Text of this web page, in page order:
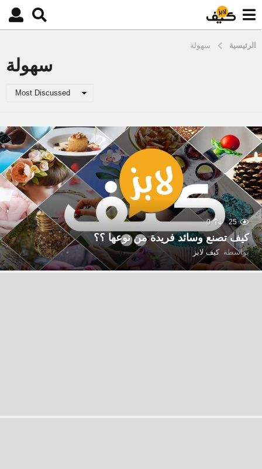
الرئيسية سهولة
سهولة
Most Discussed
25
0
كيف تصنع وسائد فريدة من نوعها ؟؟
بواسطة كيف لابز